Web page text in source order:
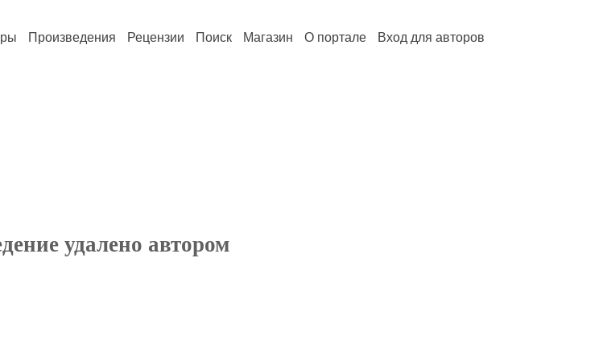
Произведения Рецензии Поиск Магазин О портале Вход для авторов
удалено автором